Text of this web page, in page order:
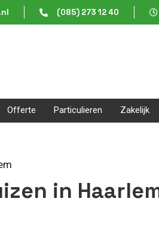
(085) 273 12 40
Offerte Particulieren Zakelijk
in